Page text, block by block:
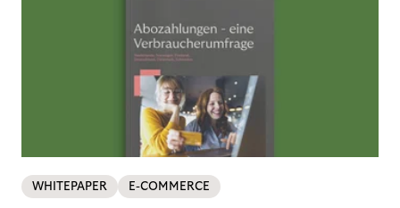
WHITEPAPER E-COMMERCE